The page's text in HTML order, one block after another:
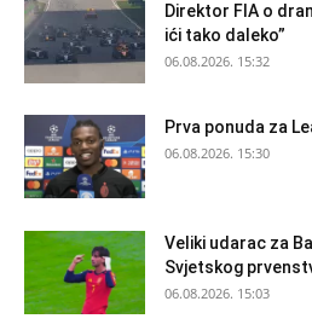
Direktor FIA o
ići tako daleko”
06.08.2026. 15:32
Prva ponuda za
06.08.2026. 15:30
Veliki udarac za
Svjetskog
06.08.2026. 15:03